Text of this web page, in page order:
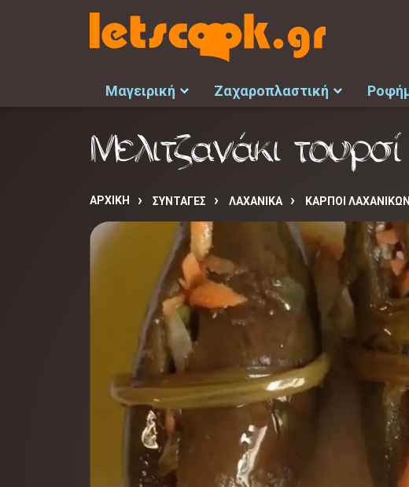
Μαγειρική Ζαχαροπλαστική
Μελιτζανάκι τουρσί
ΑΡΧΙΚΉ ΣΥΝΤΑΓΈΣ ΛΑΧΑΝΙΚΑ ΚΑΡΠΟΙ ΛΑΧΑΝΙΚΩΝ